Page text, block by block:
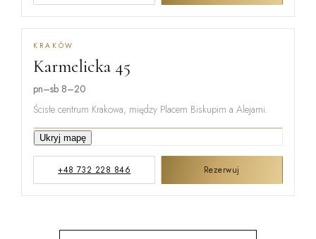
KRAKÓW
Karmelicka 45
pn–sb 8–20
Ścisłe centrum Krakowa, między Placem Biskupim a Alejami.
KARMELICKA
Ukryj mapę
+48 732 228 846 Rezerwuj